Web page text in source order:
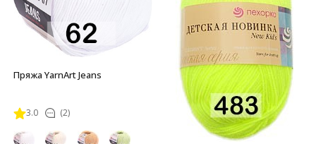
Пряжа YarnArt Jeans
3.0 (2)